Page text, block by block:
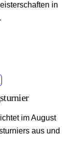
in
im August
aus und